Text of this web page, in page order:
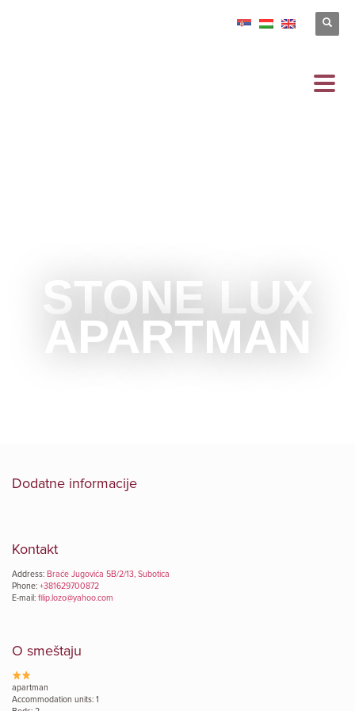
STONE LUX
APARTMAN
Dodatne informacije
Kontakt
Address: Braće Jugovića 5B/2/13, Subotica
Phone: +381629700872
E-mail: filip.lozo@yahoo.com
O smeštaju
apartman
Accommodation units: 1